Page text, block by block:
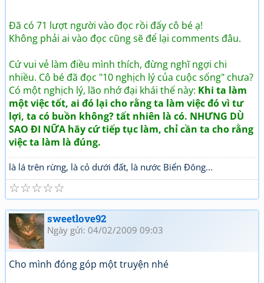
Đã có 71 lượt người vào đọc rồi đấy cô bé ạ!
Không phải ai vào đọc cũng sẽ để lại comments đâu.
Cứ vui vẻ làm điều mình thích, đừng nghĩ ngợi chi
nhiều. Cô bé đã đọc "10 nghịch lý của cuộc sống" chưa?
Có một nghịch lý, lão nhớ đại khái thế này: Khi ta làm
một việc tốt, ai đó lại cho rằng ta làm việc đó vì tư
lợi, ta có buồn không? tất nhiên là có. NHƯNG DÙ
SAO ĐI NỮA hãy cứ tiếp tục làm, chỉ cần ta cho rằng
việc ta làm là đúng.
là lá trên rừng, là cỏ dưới đất, là nước Biển Đông...
☆
☆
☆
☆
☆
sweetlove92
Ngày gửi: 04/02/2009 09:03
Cho mình đóng góp một truyện nhé